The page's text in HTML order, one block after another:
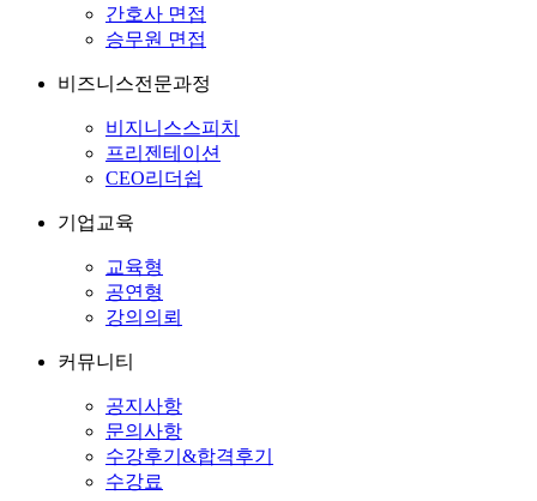
간호사 면접
승무원 면접
비즈니스전문과정
비지니스스피치
프리젠테이션
CEO리더쉽
기업교육
교육형
공연형
강의의뢰
커뮤니티
공지사항
문의사항
수강후기&합격후기
수강료